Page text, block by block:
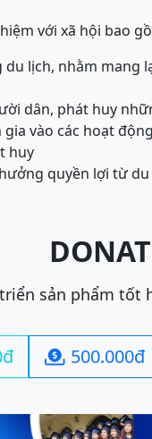
với xã hội bao
du lịch, nhằm
dân, phát huy
vào các hoạt
huy
quyền lợi từ
sản phẩm tốt
 500.000đ